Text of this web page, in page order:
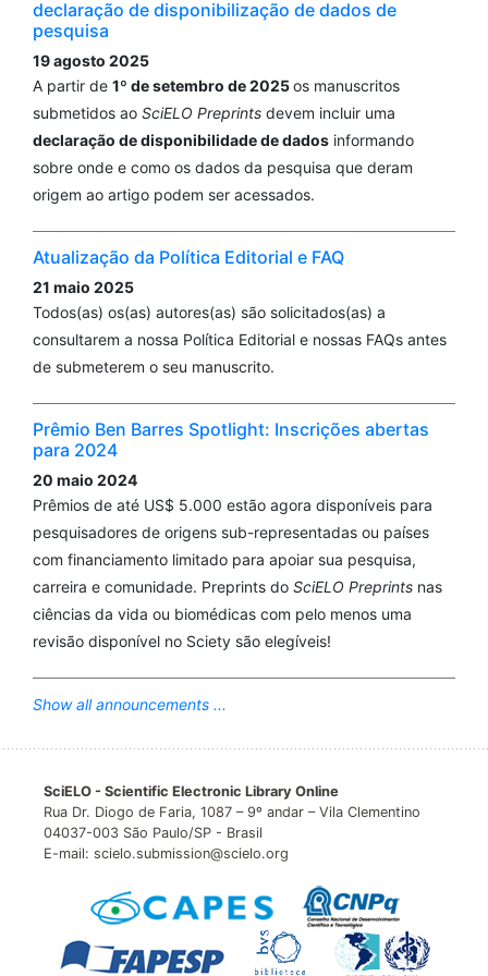
La vivienda social impacto y funcionalidad ante las
medidas de confinamiento por la pandemia de COVID-
19, en la provincia de Manabí.
INGENIAR: Ingeniería, Tecnología e Investigación, 4(8
Edicion especial diciembre), 2.
10.46296/ig.v4i8edespdic.0040
declaração de disponibilização de dados de
pesquisa
19 agosto 2025
A partir de 1º de setembro de 2025os manuscritos
submetidos ao SciELO Preprints devem incluir uma
declaração de disponibilidade de dados informando
sobre onde e como os dados da pesquisa que deram
origem ao artigo podem ser acessados.
Atualização da Política Editorial e FAQ
21 maio 2025
Todos(as) os(as) autores(as) são solicitados(as) a
consultarem a nossa Política Editorial e nossas FAQs antes
de submeterem o seu manuscrito.
Prêmio Ben Barres Spotlight: Inscrições abertas
para 2024
20 maio 2024
Prêmios de até US$ 5.000 estão agora disponíveis para
pesquisadores de origens sub-representadas ou países
com financiamento limitado para apoiar sua pesquisa,
carreira e comunidade. Preprints do SciELO Preprints nas
ciências da vida ou biomédicas com pelo menos uma
revisão disponível no Sciety são elegíveis!
Show all announcements ...
SciELO - Scientific Electronic Library Online
Rua Dr. Diogo de Faria, 1087 – 9º andar – Vila Clementino
04037-003 São Paulo/SP - Brasil
E-mail: scielo.submission@scielo.org